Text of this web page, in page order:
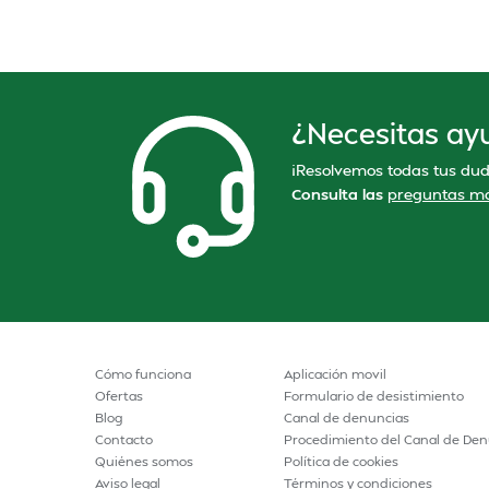
¿Necesitas
¡Resolvemos todas tus
Consulta las preguntas
Cómo funciona
Ofertas
Blog
Contacto
Quiénes somos
Aviso legal
Aplicación movil
Formulario de desistimiento
Canal de denuncias
Procedimiento del Canal de
Política de cookies
Términos y condiciones